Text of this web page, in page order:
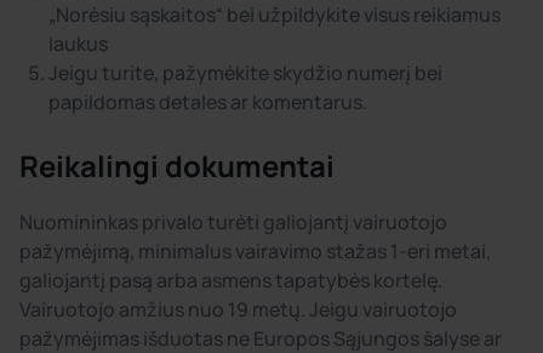
„Norėsiu sąskaitos“ bei užpildykite visus reikiamus
laukus
Jeigu turite, pažymėkite skydžio numerį bei
papildomas detales ar komentarus.
Reikalingi dokumentai
Nuomininkas privalo turėti galiojantį vairuotojo
pažymėjimą, minimalus vairavimo stažas 1-eri metai,
galiojantį pasą arba asmens tapatybės kortelę.
Vairuotojo amžius nuo 19 metų. Jeigu vairuotojo
pažymėjimas išduotas ne Europos Sąjungos šalyse ar